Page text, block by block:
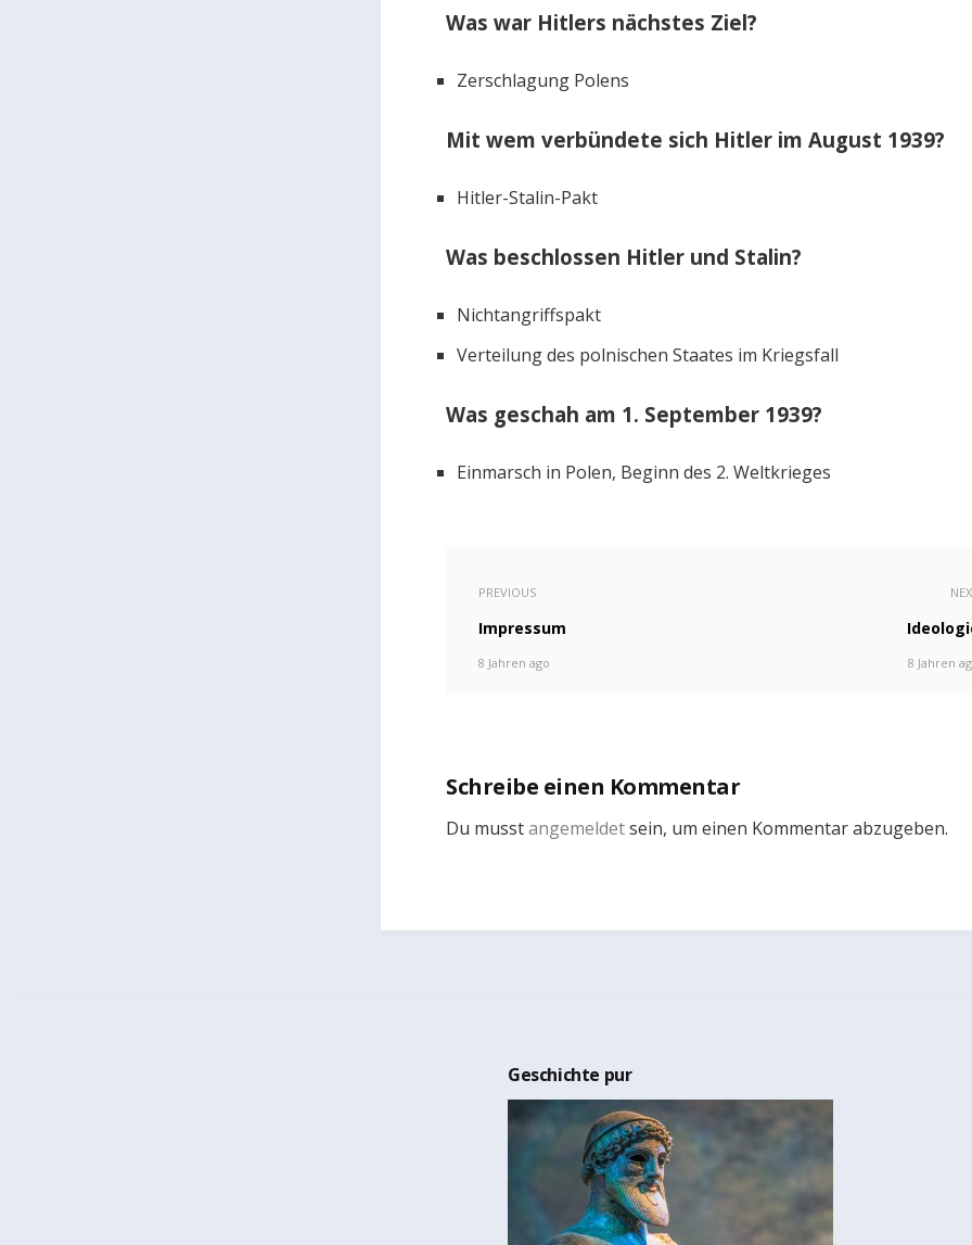
Was war Hitlers nächstes Ziel?
Zerschlagung Polens
Mit wem verbündete sich Hitler im August 1939?
Hitler-Stalin-Pakt
Was beschlossen Hitler und Stalin?
Nichtangriffspakt
Verteilung des polnischen Staates im Kriegsfall
Was geschah am 1. September 1939?
Einmarsch in Polen, Beginn des 2. Weltkrieges
PREVIOUS
Impressum
8 Jahren ago 8 Jahren
Schreibe einen Kommentar
Du musstangemeldetsein, um einen Kommentar abzugeben.
Geschichte pur